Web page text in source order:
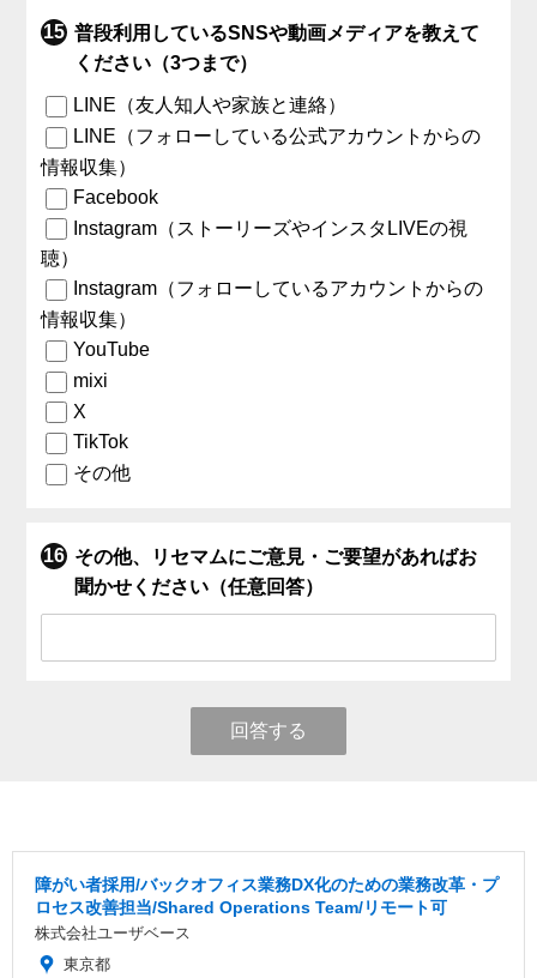
普段利用しているSNSや動画メディアを教えて
ください（3つまで）
LINE（友人知人や家族と連絡）
LINE（フォローしている公式アカウントからの
情報収集）
Facebook
Instagram（ストーリーズやインスタLIVEの視
聴）
Instagram（フォローしているアカウントからの
情報収集）
YouTube
mixi
X
TikTok
その他
その他、リセマムにご意見・ご要望があればお
聞かせください（任意回答）
回答する
障がい者採用/バックオフィス業務DX化のための業務改革・プ
ロセス改善担当/Shared Operations Team/リモート可
株式会社ユーザベース
東京都